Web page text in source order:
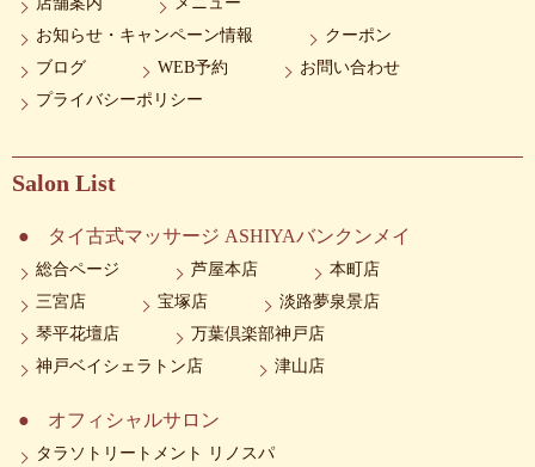
お知らせ・キャンペーン情報
クーポン
ブログ
WEB予約
お問い合わせ
プライバシーポリシー
Salon List
タイ古式マッサージ ASHIYAバンクンメイ
総合ページ 芦屋本店
本町店
三宮店
宝塚店
淡路夢泉景店
琴平花壇店
万葉倶楽部神戸店
神戸ベイシェラトン店
津山店
オフィシャルサロン
タラソトリートメント リノスパ